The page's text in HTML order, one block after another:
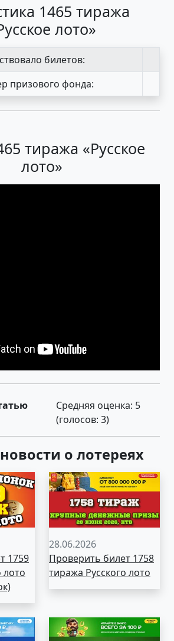
1465 тиража
лото»
билетов:
призового фонда:
тиража «Русское
лото»
Средняя оценка: 5
(голосов: 3)
о лотереях
1759
лото
28.06.2026
Проверить билет 1758
тиража Русского лото